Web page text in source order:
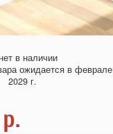
в наличии
ожидается в феврале
2029 г.
р.